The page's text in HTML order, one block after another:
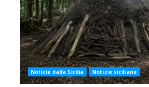
Notizie dalla Sicilia Notizie siciliane